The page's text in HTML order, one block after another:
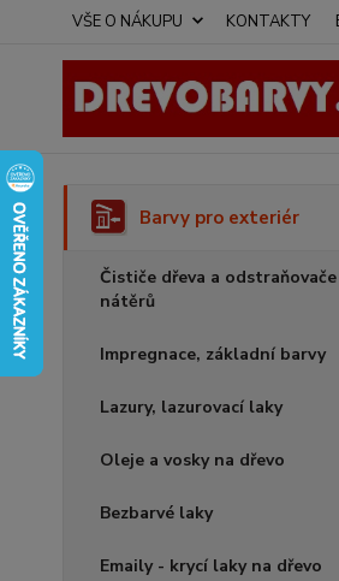
VŠE O NÁKUPU KONTAKTY
Barvy pro exteriér
Čističe dřeva a odstraňovače
nátěrů
Impregnace, základní barvy
Lazury, lazurovací laky
Oleje a vosky na dřevo
Bezbarvé laky
Emaily - krycí laky na dřevo